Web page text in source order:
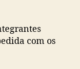
com os